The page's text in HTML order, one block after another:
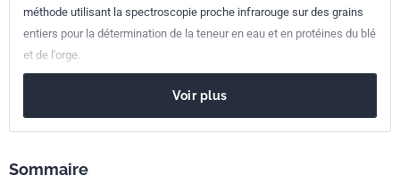
européenne
méthode utilisant la spectroscopie proche infrarouge sur des grains
entiers pour la détermination de la teneur en eau et en protéines du blé
et de l'orge.
Voir plus
Sommaire